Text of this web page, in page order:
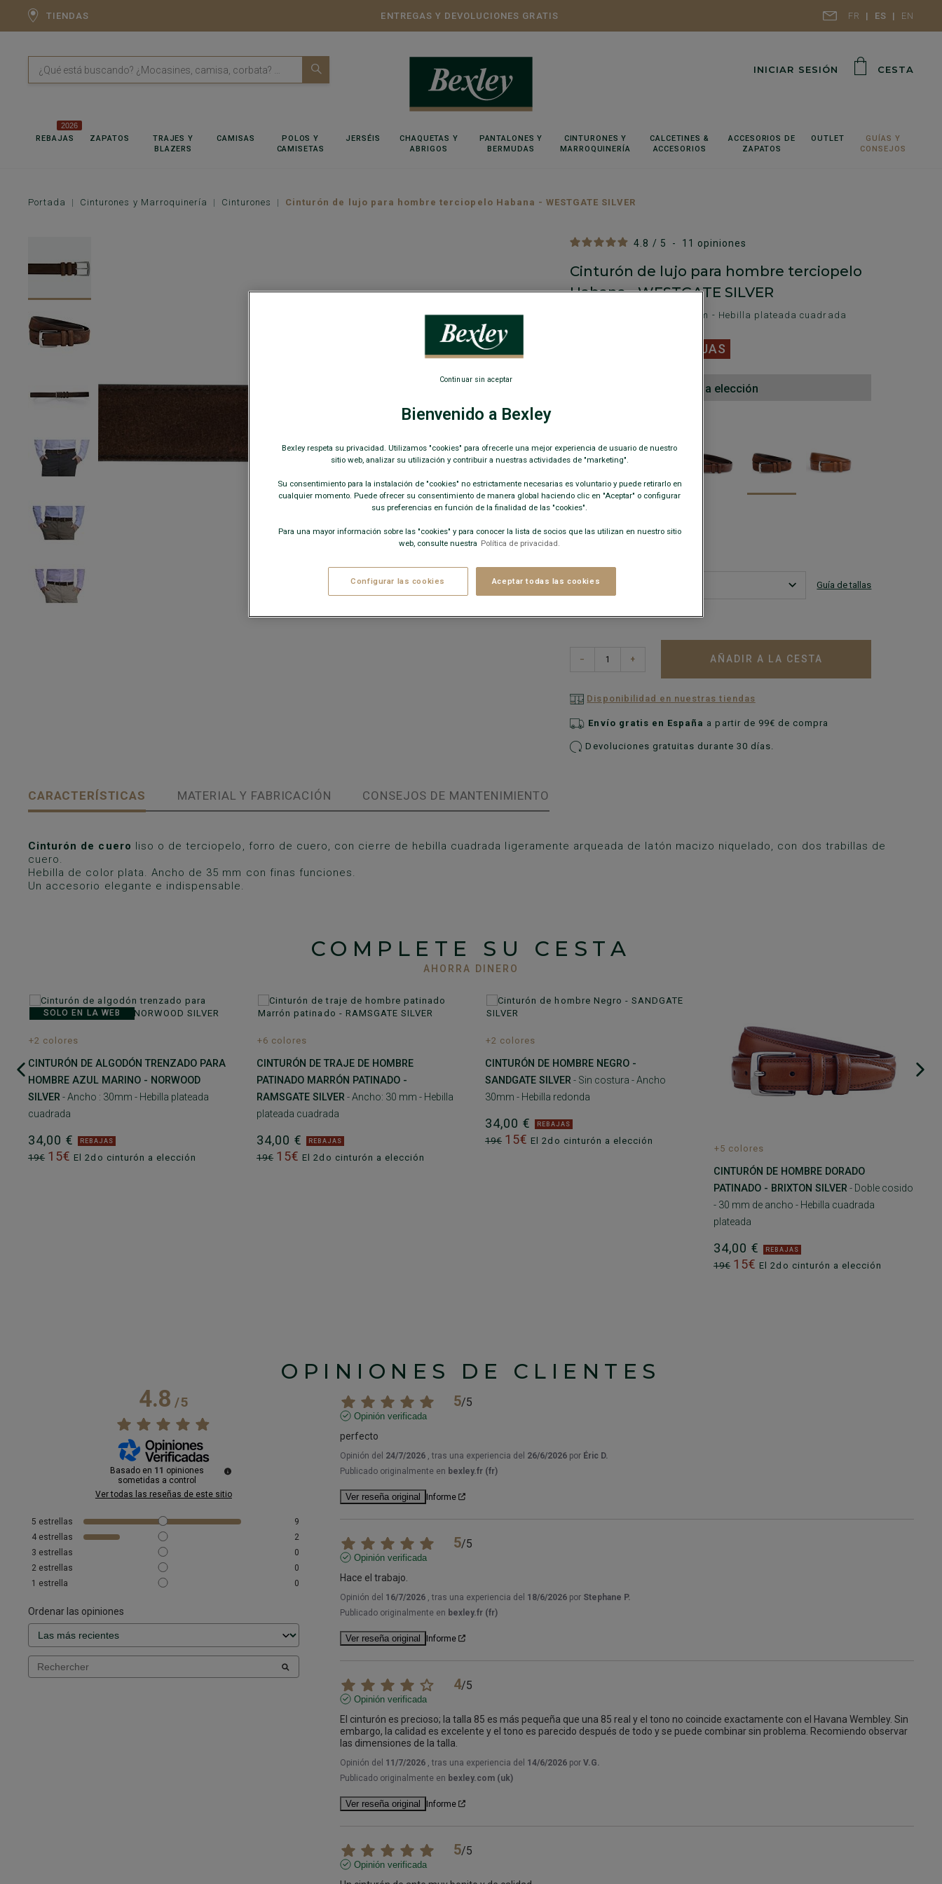
FR ES EN
TIENDAS ENTREGAS Y DEVOLUCIONES GRATIS
INICIAR SESIÓN CESTA
REBAJAS
2026
ZAPATOS
TRAJES Y
BLAZERS
CAMISAS
POLOS Y
CAMISETAS
JERSÉIS
CHAQUETAS Y
ABRIGOS
PANTALONES Y
BERMUDAS
CINTURONES Y
MARROQUINERÍA
CALCETINES &
ACCESORIOS
ACCESORIOS DE
ZAPATOS
OUTLET
GUÍAS Y
CONSEJOS
Portada Cinturones y Marroquinería Cinturones Cinturón de lujo para hombre terciopelo Habana - WESTGATE SILVER
4.8 / 5 - 11 opiniones
Cinturón de lujo para hombre terciopelo
Habana - WESTGATE SILVER
Cosido simple - Ancho: 35 mm - Hebilla plateada cuadrada
REBAJAS
El 2do cinturón a elección
+
Guía de tallas
− + AÑADIR A LA CESTA
Disponibilidad en nuestras tiendas
Envío gratis en España a partir de 99€ de compra
Devoluciones gratuitas durante 30 días.
CARACTERÍSTICAS MATERIAL Y FABRICACIÓN CONSEJOS DE MANTENIMIENTO
Cinturón de cuero liso o de terciopelo, forro de cuero, con cierre de hebilla cuadrada ligeramente arqueada de latón macizo niquelado, con dos trabillas de
cuero.
Hebilla de color plata. Ancho de 35 mm con finas funciones.
Un accesorio elegante e indispensable.
COMPLETE SU CESTA
AHORRA DINERO
SOLO EN LA WEB
+2 colores
CINTURÓN DE ALGODÓN TRENZADO PARA
HOMBRE AZUL MARINO - NORWOOD
SILVER - Ancho : 30mm - Hebilla plateada
cuadrada
34,00 € REBAJAS
19€ 15€ El 2do cinturón a elección
+6 colores
CINTURÓN DE TRAJE DE HOMBRE
PATINADO MARRÓN PATINADO -
RAMSGATE SILVER - Ancho: 30 mm - Hebilla
plateada cuadrada
34,00 € REBAJAS
19€ 15€ El 2do cinturón a elección
+2 colores
CINTURÓN DE HOMBRE NEGRO -
SANDGATE SILVER - Sin costura - Ancho
30mm - Hebilla redonda
34,00 € REBAJAS
19€ 15€ El 2do cinturón a elección
+5 colores
CINTURÓN DE HOMBRE DORADO
PATINADO - BRIXTON SILVER - Doble cosido
- 30 mm de ancho - Hebilla cuadrada
plateada
34,00 € REBAJAS
19€ 15€ El 2do cinturón a elección
OPINIONES DE CLIENTES
4.8/5
Basado en 11 opiniones
sometidas a control
Ver todas las reseñas de este sitio
5 estrellas
9
4 estrellas
2
3 estrellas
0
2 estrellas
0
1 estrella 0
Ordenar las opiniones
5/5
Opinión verificada
perfecto
Opinión del 24/7/2026 , tras una experiencia del 26/6/2026 por Éric D.
Publicado originalmente en bexley.fr (fr)
Ver reseña original Informe
5/5
Opinión verificada
Hace el trabajo.
Opinión del 16/7/2026 , tras una experiencia del 18/6/2026 por Stephane P.
Publicado originalmente en bexley.fr (fr)
Ver reseña original Informe
4/5
Opinión verificada
El cinturón es precioso; la talla 85 es más pequeña que una 85 real y el tono no coincide exactamente con el Havana Wembley. Sin
embargo, la calidad es excelente y el tono es parecido después de todo y se puede combinar sin problema. Recomiendo observar
las dimensiones de la talla.
Opinión del 11/7/2026 , tras una experiencia del 14/6/2026 por V.G.
Publicado originalmente en bexley.com (uk)
Ver reseña original Informe
5/5
Opinión verificada
Bienvenido a Bexley
Bexley respeta su privacidad. Utilizamos "cookies" para ofrecerle una mejor experiencia de usuario de nuestro
sitio web, analizar su utilización y contribuir a nuestras actividades de "marketing".
Su consentimiento para la instalación de "cookies" no estrictamente necesarias es voluntario y puede retirarlo en
cualquier momento. Puede ofrecer su consentimiento de manera global haciendo clic en "Aceptar" o configurar
sus preferencias en función de la finalidad de las "cookies".
Para una mayor información sobre las "cookies" y para conocer la lista de socios que las utilizan en nuestro sitio
web, consulte nuestra Política de privacidad.
Configurar las cookies Aceptar todas las cookies
Continuar sin aceptar